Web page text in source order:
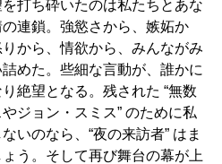
打ち砕いたのは私たちとあな
連鎖。強慾さから、嫉妬か
から、情欲から、みんながみ
めた。些細な言動が、誰かに
絶望となる。残された “無数
ジョン・スミス” のために私
いのなら、“夜の来訪者” はま
う。そして再び舞台の幕が上